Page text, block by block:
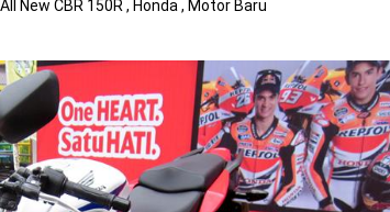
Baru Fazzio Hybrid yang lebih Eye Catchy &
! Yamaha Indonesia Resmi perkenalkan Aerox
lahir, Aerox Turbo hanya tinggal menunggu
New CBR 1000RR-R Fireblade 2025, harganya
2024, AHM serahkan 10 unit motor listrik EM1 e
All New CBR 150R, Honda, Motor Baru